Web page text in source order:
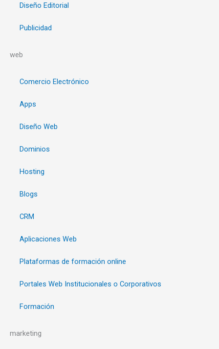
Diseño Editorial
Publicidad
web
Comercio Electrónico
Apps
Diseño Web
Dominios
Hosting
Blogs
CRM
Aplicaciones Web
Plataformas de formación online
Portales Web Institucionales o Corporativos
Formación
marketing